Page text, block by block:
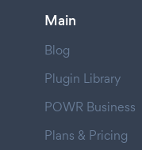
Main
Blog
Plugin Library
POWR Business
Plans & Pricing